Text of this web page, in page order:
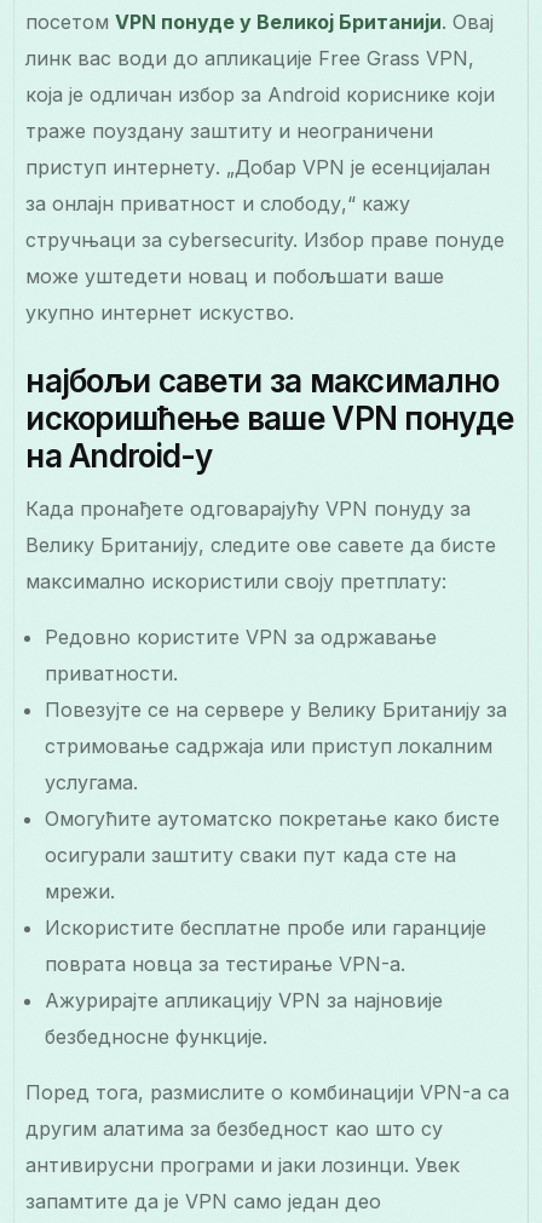
посетомVPN понуде у Великој Британији. Овај
линк вас води до апликације Free Grass VPN,
која је одличан избор за Android кориснике који
траже поуздану заштиту и неограничени
приступ интернету. „Добар VPN је есенцијалан
за онлајн приватност и слободу,“ кажу
стручњаци за cybersecurity. Избор праве понуде
може уштедети новац и побољшати ваше
укупно интернет искуство.
најбољи савети за максимално
искоришћење ваше VPN понуде
на Android-у
Када пронађете одговарајућу VPN понуду за
Велику Британију, следите ове савете да бисте
максимално искористили своју претплату:
Редовно користите VPN за одржавање
приватности.
Повезујте се на сервере у Велику Британију за
стримовање садржаја или приступ локалним
услугама.
Омогућите аутоматско покретање како бисте
осигурали заштиту сваки пут када сте на
мрежи.
Искористите бесплатне пробе или гаранције
поврата новца за тестирање VPN-а.
Ажурирајте апликацију VPN за најновије
безбедносне функције.
Поред тога, размислите о комбинацији VPN-а са
другим алатима за безбедност као што су
антивирусни програми и јаки лозинци. Увек
запамтите да је VPN само један део